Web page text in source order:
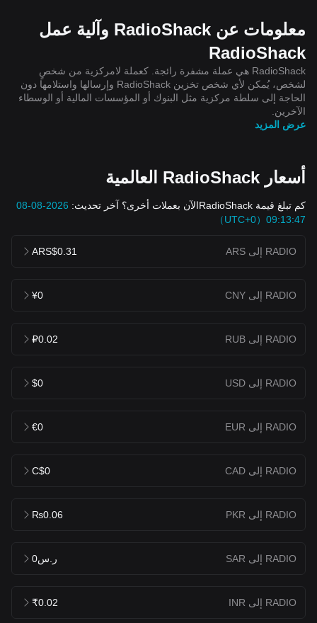
معلومات عن RadioShack وآلية عمل
RadioShack
RadioShack هي عملة مشفرة رائجة. كعملة لامركزية من شخصٍ
لشخص، يُمكن لأي شخص تخزين RadioShack وإرسالها واستلامها دون
الحاجة إلى سلطة مركزية مثل البنوك أو المؤسسات المالية أو الوسطاء
الآخرين.
عرض المزيد
أسعار RadioShack العالمية
كم تبلغ قيمة RadioShackالآن بعملات أخرى؟ آخر تحديث:
2026-08-08
09:13:47（UTC+0）
RADIO إلى ARS ARS$0.31
RADIO إلى CNY ¥0
RADIO إلى RUB ₽0.02
RADIO إلى USD $0
RADIO إلى EUR €0
RADIO إلى CAD C$0
RADIO إلى PKR ₨0.06
RADIO إلى SAR ر.س0
RADIO إلى INR ₹0.02